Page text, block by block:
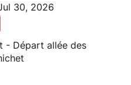
30, 2026
- Départ allée des